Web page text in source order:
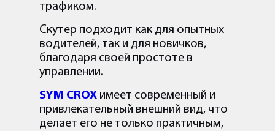
трафиком.
Скутер подходит как для опытных
водителей, так и для новичков,
благодаря своей простоте в
управлении.
SYM CROX имеет современный и
привлекательный внешний вид, что
делает его не только практичным,